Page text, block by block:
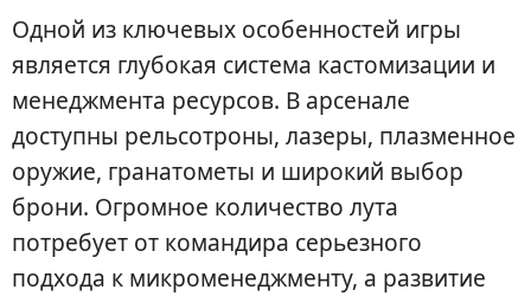
Одной из ключевых особенностей игры
является глубокая система кастомизации и
менеджмента ресурсов. В арсенале
доступны рельсотроны, лазеры, плазменное
оружие, гранатометы и широкий выбор
брони. Огромное количество лута
потребует от командира серьезного
подхода к микроменеджменту, а развитие